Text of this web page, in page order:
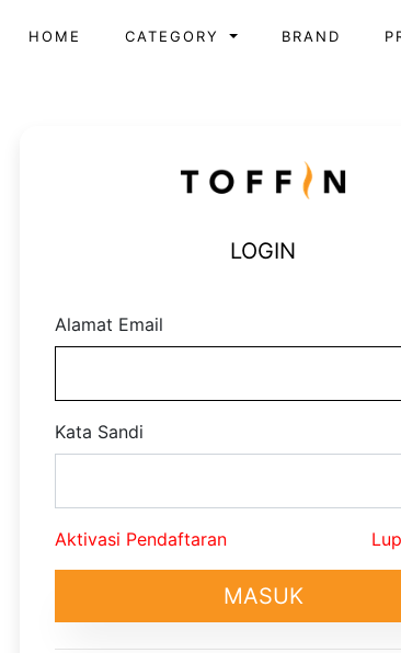
HOME CATEGORY BRAND
LOGIN
Alamat Email
Kata Sandi
Aktivasi Pendaftaran
MASUK